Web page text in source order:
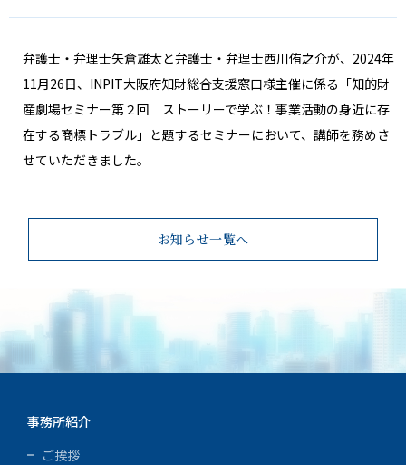
弁護士・弁理士矢倉雄太と弁護士・弁理士西川侑之介が、 2024年
11月26日、 INPIT大阪府知財総合支援窓口様主催に係る「知的財
産劇場セミナー第２回 ストーリーで学ぶ！事業活動の⾝近に存
在する商標トラブル」と題するセミナーにおいて、講師を務めさ
せていただきました。
お知らせ一覧へ
事務所紹介
ご挨拶